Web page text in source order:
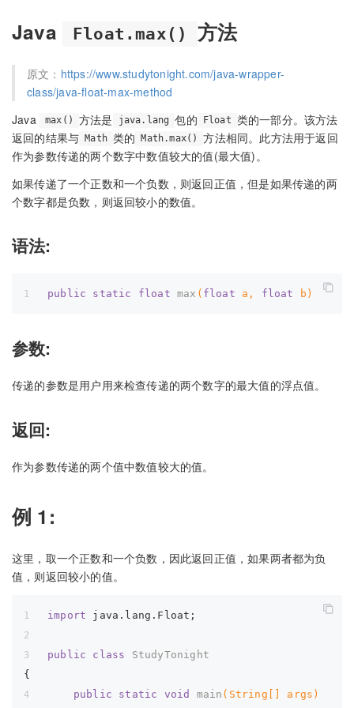
Java Float.max() 方法
原文： https://www.studytonight.com/java-wrapper-
class/java-float-max-method
Java
max() 方法是 java.lang 包的 Float 类的一部分。该方法
返回的结果与 Math 类的 Math.max()
方法相同。此方法用于返回
作为参数传递的两个数字中数值较大的值(最大值)。
如果传递了一个正数和一个负数，则返回正值，但是如果传递的两
个数字都是负数，则返回较小的数值。
语法:
public static float max ( float a, float b)
参数:
传递的参数是用户用来检查传递的两个数字的最大值的浮点值。
返回:
作为参数传递的两个值中数值较大的值。
例 1:
这里，取一个正数和一个负数，因此返回正值，如果两者都为负
值，则返回较小的值。
import java.lang.Float;
public class
StudyTonight
{
public
static void main (String[] args)